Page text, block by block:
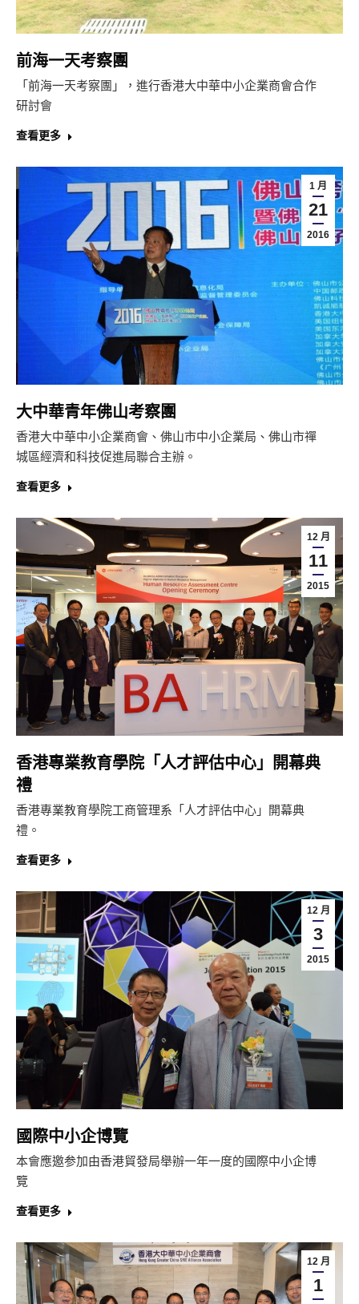
前海一天考察團
「前海一天考察團」，進行香港大中華中小企業商會合作
研討會
查看更多
1 月
21
2016
大中華青年佛山考察團
香港大中華中小企業商會、佛山市中小企業局、佛山市禪
城區經濟和科技促進局聯合主辦。
查看更多
12 月
11
2015
香港專業教育學院「人才評估中心」開幕典
禮
香港專業教育學院工商管理系「人才評估中心」開幕典
禮。
查看更多
12 月
3
2015
國際中小企博覽
本會應邀参加由香港貿發局舉辦一年一度的國際中小企博
覽
查看更多
12 月
1